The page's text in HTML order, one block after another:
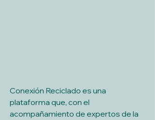
Conexión Reciclado es una
plataforma que, con el
acompañamiento de expertos de la